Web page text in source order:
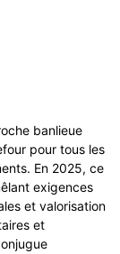
banlieue
pour tous les
En 2025, ce
exigences
et valorisation
et